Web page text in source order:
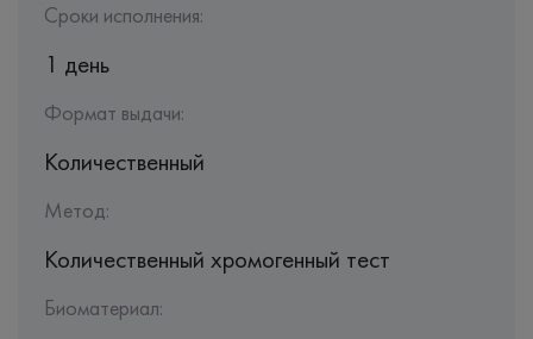
Сроки исполнения:
1 день
Формат выдачи:
Количественный
Метод:
Количественный хромогенный тест
Биоматериал: